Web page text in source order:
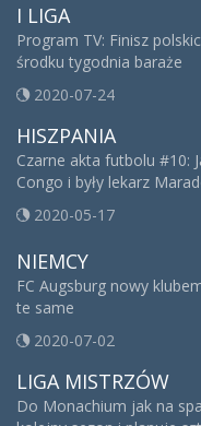
I LIGA
Program TV: Finisz
środku tygodnia baraże
2020-07-24
HISZPANIA
Czarne akta futbolu #10:
Congo i były lekarz
2020-05-17
NIEMCY
FC Augsburg nowy
te same
2020-07-02
LIGA MISTRZÓW
Do Monachium jak na